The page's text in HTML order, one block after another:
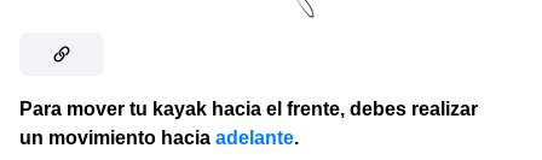
Para mover tu kayak hacia el frente, debes realizar
un movimiento hacia adelante.